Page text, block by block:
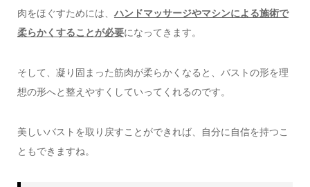
肉をほぐすためには、 ハンドマッサージやマシンによる施術で
柔らかくすることが必要になってきます。
そして、凝り固まった筋肉が柔らかくなると、バストの形を理
想の形へと整えやすくしていってくれるのです。
美しいバストを取り戻すことができれば、自分に自信を持つこ
ともできますね。